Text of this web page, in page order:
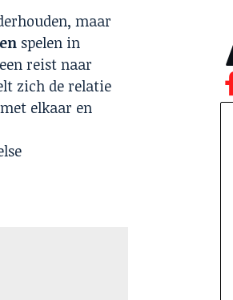
maar
spelen in
reist naar
zich de relatie
elkaar en